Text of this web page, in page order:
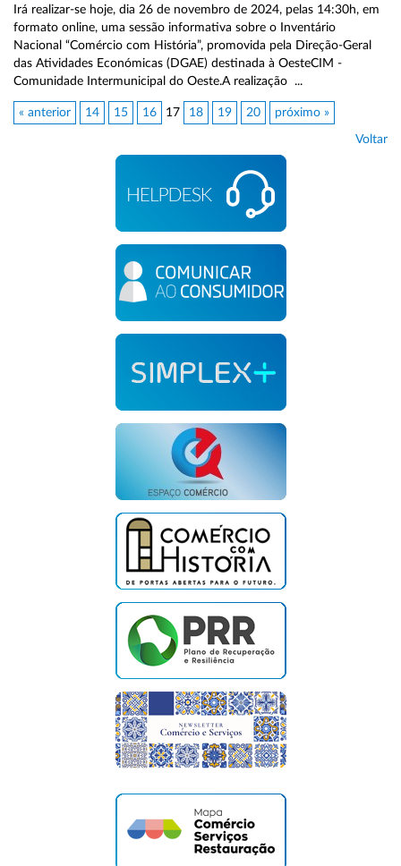
Irá realizar-se hoje, dia 26 de novembro de 2024, pelas 14:30h, em
formato online, uma sessão informativa sobre o Inventário
Nacional “Comércio com História”, promovida pela Direção-Geral
das Atividades Económicas (DGAE) destinada à OesteCIM -
Comunidade Intermunicipal do Oeste.A realização ...
« anterior 14 15 16 17 18 19 20 próximo »
Voltar